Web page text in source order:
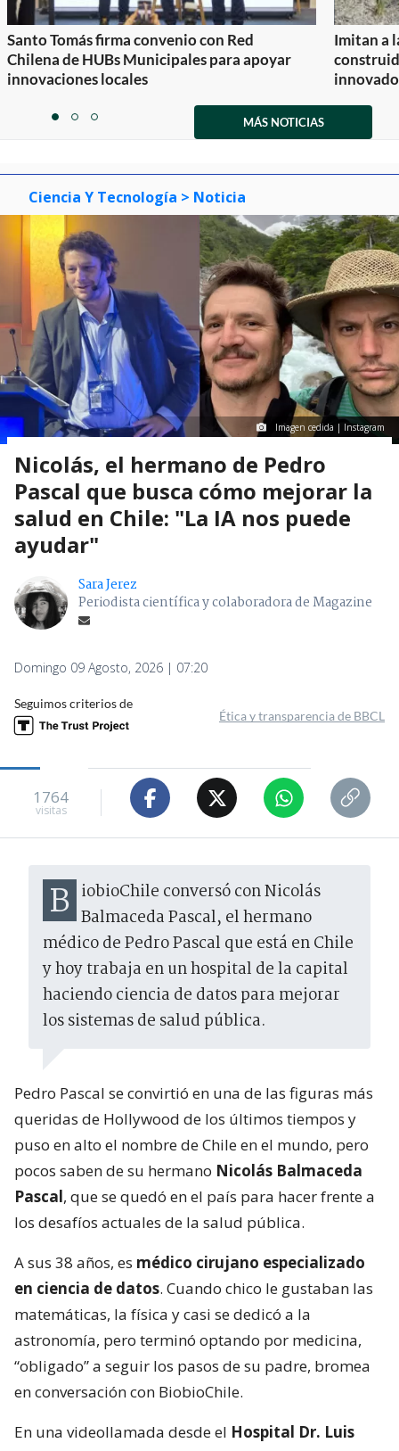
Santo Tomás firma convenio con Red
Chilena de HUBs Municipales para apoyar
innovaciones locales
Imitan a
itemitemitem
MÁS NOTICIAS
Ciencia Y Tecnología > Noticia
Imagen cedida | Instagram
Nicolás, el hermano de Pedro
Pascal que busca cómo mejorar la
salud en Chile: "La IA nos puede
ayudar"
Sara Jerez
Periodista científica y colaboradora de Magazine
Domingo 09 Agosto, 2026 | 07:20
Seguimos criterios de
Ética y transparencia de BBCL
1764
visitas
BiobioChile conversó con Nicolás Balmaceda Pascal, el hermano
médico de Pedro Pascal que está en Chile
y hoy trabaja en un hospital de la capital
haciendo ciencia de datos para mejorar
los sistemas de salud pública.
Pedro Pascal se convirtió en una de las figuras más
queridas de Hollywood de los últimos tiempos y
puso en alto el nombre de Chile en el mundo, pero
pocos saben de su hermano Nicolás Balmaceda
Pascal, que se quedó en el país para hacer frente a
los desafíos actuales de la salud pública.
A sus 38 años, es médico cirujano especializado
en ciencia de datos. Cuando chico le gustaban las
matemáticas, la física y casi se dedicó a la
astronomía, pero terminó optando por medicina,
“obligado” a seguir los pasos de su padre, bromea
en conversación con BiobioChile.
En una videollamada desde el Hospital Dr. Luis